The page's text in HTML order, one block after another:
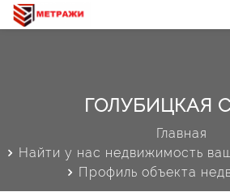
ГОЛУБИЦКАЯ
Главная
Найти у нас недвижимость
Профиль объекта